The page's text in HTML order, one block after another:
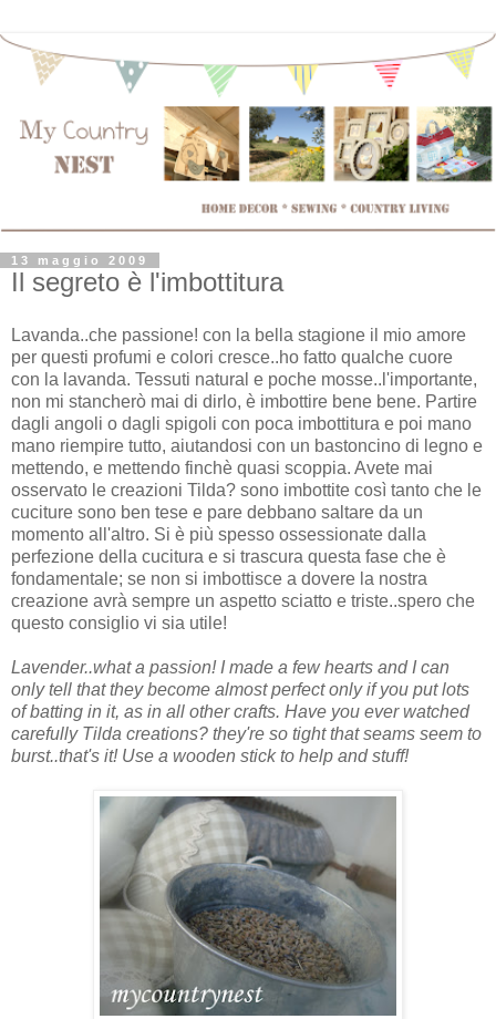
13 maggio 2009
Il segreto è l'imbottitura
Lavanda..che passione! con la bella stagione il mio amore
per questi profumi e colori cresce..ho fatto qualche cuore
con la lavanda. Tessuti natural e poche mosse..l'importante,
non mi stancherò mai di dirlo, è imbottire bene bene. Partire
dagli angoli o dagli spigoli con poca imbottitura e poi mano
mano riempire tutto, aiutandosi con un bastoncino di legno e
mettendo, e mettendo finchè quasi scoppia. Avete mai
osservato le creazioni Tilda? sono imbottite così tanto che le
cuciture sono ben tese e pare debbano saltare da un
momento all'altro. Si è più spesso ossessionate dalla
perfezione della cucitura e si trascura questa fase che è
fondamentale; se non si imbottisce a dovere la nostra
creazione avrà sempre un aspetto sciatto e triste..spero che
questo consiglio vi sia utile!
Lavender..what a passion! I made a few hearts and I can
only tell that they become almost perfect only if you put lots
of batting in it, as in all other crafts. Have you ever watched
carefully Tilda creations? they're so tight that seams seem to
burst..that's it! Use a wooden stick to help and stuff!